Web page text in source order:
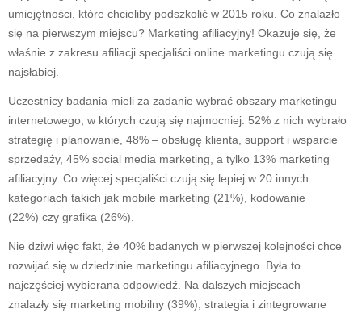
umiejętności, które chcieliby podszkolić w 2015 roku. Co znalazło
się na pierwszym miejscu? Marketing afiliacyjny! Okazuje się, że
właśnie z zakresu afiliacji specjaliści online marketingu czują się
najsłabiej.
Uczestnicy badania mieli za zadanie wybrać obszary marketingu
internetowego, w których czują się najmocniej. 52% z nich wybrało
strategię i planowanie, 48% – obsługę klienta, support i wsparcie
sprzedaży, 45% social media marketing, a tylko 13% marketing
afiliacyjny. Co więcej specjaliści czują się lepiej w 20 innych
kategoriach takich jak mobile marketing (21%), kodowanie
(22%) czy grafika (26%).
Nie dziwi więc fakt, że 40% badanych w pierwszej kolejności chce
rozwijać się w dziedzinie marketingu afiliacyjnego. Była to
najczęściej wybierana odpowiedź. Na dalszych miejscach
znalazły się marketing mobilny (39%), strategia i zintegrowane